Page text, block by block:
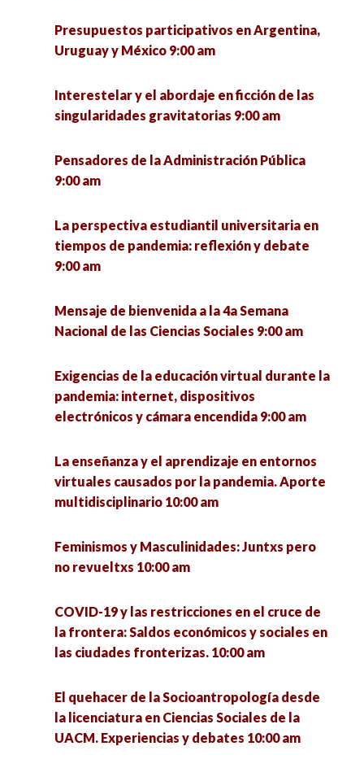
Presupuestos participativos en Argentina,
Uruguay y México 9:00 am
Interestelar y el abordaje en ficción de las
singularidades gravitatorias 9:00 am
Pensadores de la Administración Pública
9:00 am
La perspectiva estudiantil universitaria en
tiempos de pandemia: reflexión y debate
9:00 am
Mensaje de bienvenida a la 4a Semana
Nacional de las Ciencias Sociales 9:00 am
Exigencias de la educación virtual durante la
pandemia: internet, dispositivos
electrónicos y cámara encendida 9:00 am
La enseñanza y el aprendizaje en entornos
virtuales causados por la pandemia. Aporte
multidisciplinario 10:00 am
Feminismos y Masculinidades: Juntxs pero
no revueltxs 10:00 am
COVID-19 y las restricciones en el cruce de
la frontera: Saldos económicos y sociales en
las ciudades fronterizas. 10:00 am
El quehacer de la Socioantropología desde
la licenciatura en Ciencias Sociales de la
UACM. Experiencias y debates 10:00 am